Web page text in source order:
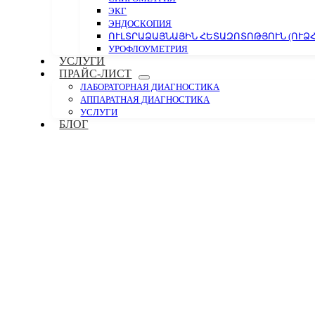
ЭКГ
ЭНДОСКОПИЯ
ՈՒԼՏՐԱՁԱՅՆԱՅԻՆ ՀԵՏԱԶՈՏՈԹՅՈՒՆ
УРОФЛОУМЕТРИЯ
УСЛУГИ
ПРАЙС-ЛИСТ
ЛАБОРАТОРНАЯ ДИАГНОСТИКА
АППАРАТНАЯ ДИАГНОСТИКА
УСЛУГИ
БЛОГ